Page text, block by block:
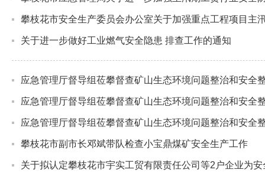
攀枝花市安全生产委员会办公室关于加强重点工程项目主
关于进一步做好工业燃气安全隐患 排查工作的通知
应急管理厅督导组莅攀督查矿山生态环境问题整治和安全
应急管理厅督导组莅攀督查矿山生态环境问题整治和安全
应急管理厅督导组莅攀督查矿山生态环境问题整治和安全
攀枝花市副市长邓斌带队检查小宝鼎煤矿安全生产工作
关于拟认定攀枝花市宇实工贸有限责任公司等2户企业为